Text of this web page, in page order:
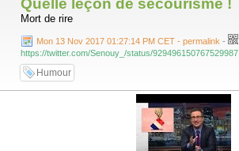
Quelle leçon de secourisme !
Mort de rire
Mon 13 Nov 2017 01:27:14 PM CET - permalink -
https://twitter.com/Senouy_/status/929496150767529987
Humour